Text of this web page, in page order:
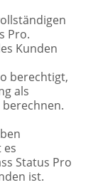
Pro.
Kunden
berechtigt,
als
berechnen.
es
Status Pro
ist.